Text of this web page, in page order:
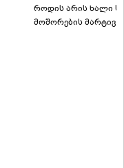
როდის არის ხალი
მოშორების